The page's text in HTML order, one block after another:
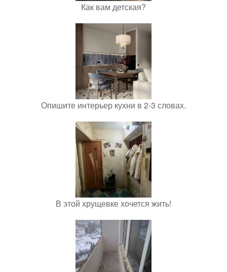
Как вам детская?
Опишите интерьер кухни в 2-3 словах.
В этой хрущевке хочется жить!